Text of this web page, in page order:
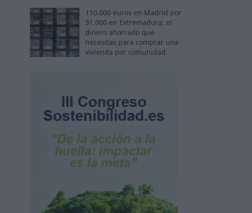
110.000 euros en Madrid por
31.000 en Extremadura: el
dinero ahorrado que
necesitas para comprar una
vivienda por comunidad